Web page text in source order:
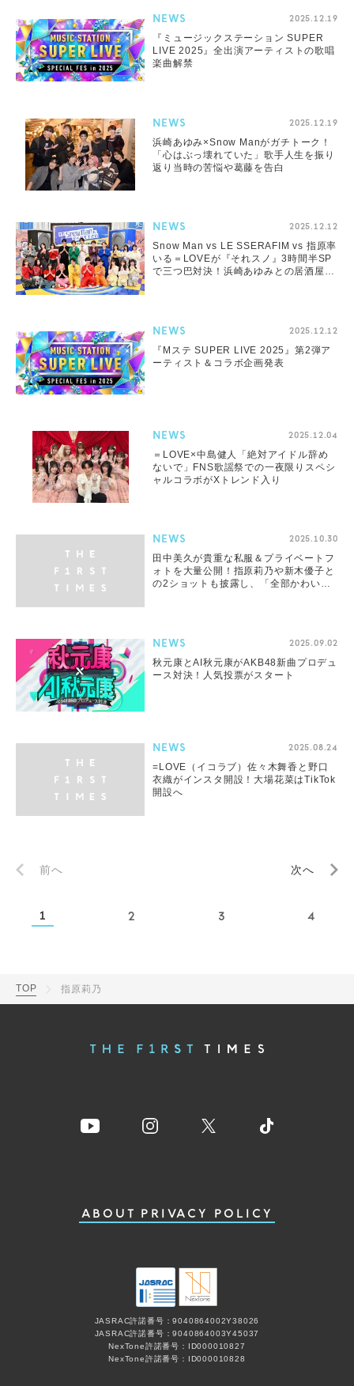
NEWS 2025.12.19
『ミュージックステーション SUPER
LIVE 2025』全出演アーティストの歌唱
楽曲解禁
NEWS 2025.12.19
浜崎あゆみ×Snow Manがガチトーク！
「⼼はぶっ壊れていた」歌⼿⼈⽣を振り
返り当時の苦悩や葛藤を告⽩
NEWS 2025.12.12
Snow Man vs LE SSERAFIM vs 指原率
いる＝LOVEが『それスノ』3時間半SP
で三つ巴対決！浜崎あゆみとの居酒屋ト
NEWS 2025.12.12
『Mステ SUPER LIVE 2025』第2弾ア
ーティスト＆コラボ企画発表
NEWS 2025.12.04
＝LOVE×中島健人「絶対アイドル辞め
ないで」FNS歌謡祭での一夜限りスペシ
ャルコラボがXトレンド入り
NEWS 2025.10.30
田中美久が貴重な私服＆プライベートフ
ォトを大量公開！指原莉乃や新木優子と
の2ショットも披露し、「全部かわい
NEWS 2025.09.02
秋元康とAI秋元康がAKB48新曲プロデュ
ース対決！人気投票がスタート
NEWS 2025.08.24
=LOVE（イコラブ）佐々木舞香と野口
衣織がインスタ開設！大場花菜はTikTok
開設へ
前へ 次へ
1 2 3 4
TOP 指原莉乃
ABOUT PRIVACY POLICY
JASRAC許諾番号：9040864002Y38026
JASRAC許諾番号：9040864003Y45037
NexTone許諾番号：ID000010827
NexTone許諾番号：ID000010828